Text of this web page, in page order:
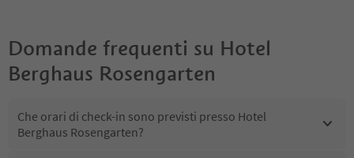
Domande frequenti su Hotel
Berghaus Rosengarten
Che orari di check-in sono previsti presso Hotel
Berghaus Rosengarten?